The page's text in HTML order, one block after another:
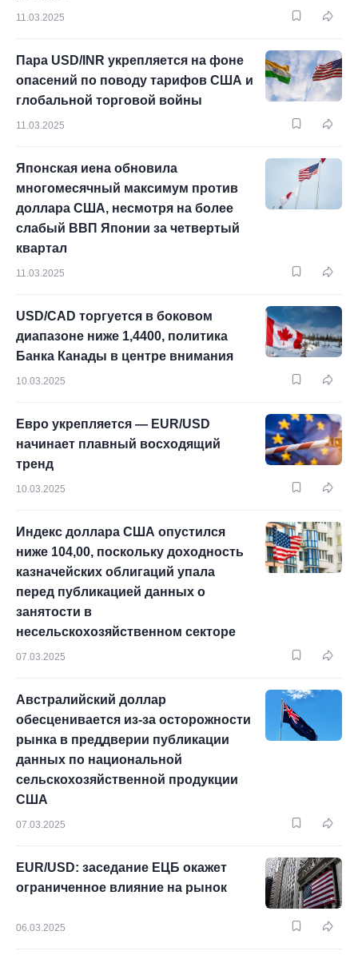
11.03.2025
Пара USD/INR укрепляется на фоне
опасений по поводу тарифов США и
глобальной торговой войны
11.03.2025
Японская иена обновила
многомесячный максимум против
доллара США, несмотря на более
слабый ВВП Японии за четвертый
квартал
11.03.2025
USD/CAD торгуется в боковом
диапазоне ниже 1,4400, политика
Банка Канады в центре внимания
10.03.2025
Евро укрепляется — EUR/USD
начинает плавный восходящий
тренд
10.03.2025
Индекс доллара США опустился
ниже 104,00, поскольку доходность
казначейских облигаций упала
перед публикацией данных о
занятости в
несельскохозяйственном секторе
07.03.2025
Австралийский доллар
обесценивается из-за осторожности
рынка в преддверии публикации
данных по национальной
сельскохозяйственной продукции
США
07.03.2025
EUR/USD: заседание ЕЦБ окажет
ограниченное влияние на рынок
06.03.2025